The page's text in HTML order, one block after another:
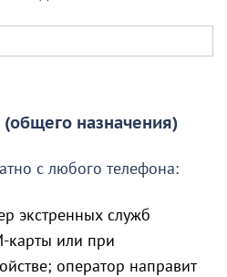
назначения)
с любого телефона:
экстренных служб
карты или при
оператор направит